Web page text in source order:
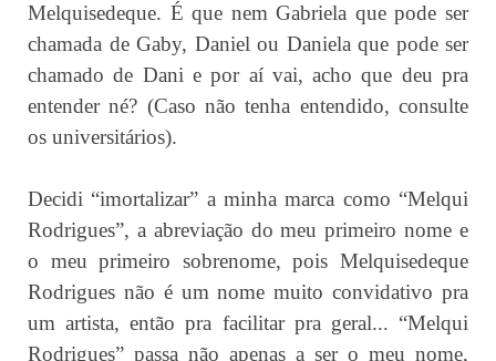
Melquisedeque. É que nem Gabriela que pode ser
chamada de Gaby, Daniel ou Daniela que pode ser
chamado de Dani e por aí vai, acho que deu pra
entender né? (Caso não tenha entendido, consulte
os universitários).
Decidi “imortalizar” a minha marca como “Melqui
Rodrigues”, a abreviação do meu primeiro nome e
o meu primeiro sobrenome, pois Melquisedeque
Rodrigues não é um nome muito convidativo pra
um artista, então pra facilitar pra geral... “Melqui
Rodrigues” passa não apenas a ser o meu nome,